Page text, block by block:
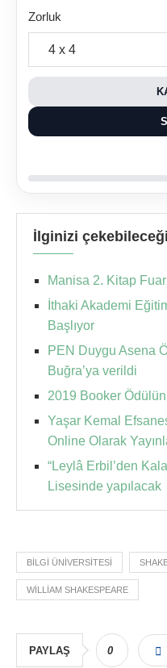
Zorluk
İlginizi
Manisa 2. Kitap
İthaki Akademi
Başlıyor
PEN Duygu Asena
Buğra’ya verildi
2019 Booker
Yaşar Kemal
Online Olarak
“Leylâ Erbil’den
Lisesinde yapılacak
BILGI ÜNIVERSITESI
WILLIAM SHAKESPEARE
PAYLAŞ 0